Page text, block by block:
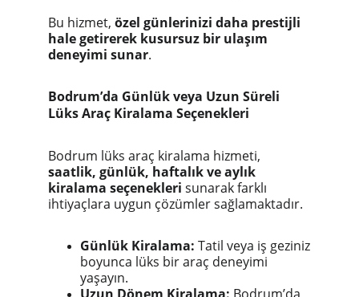
Bu hizmet, özel günlerinizi daha prestijli
hale getirerek kusursuz bir ulaşım
deneyimi sunar.
Bodrum’da Günlük veya Uzun Süreli
Lüks Araç Kiralama Seçenekleri
Bodrum lüks araç kiralama hizmeti,
saatlik, günlük, haftalık ve aylık
kiralama seçenekleri sunarak farklı
ihtiyaçlara uygun çözümler sağlamaktadır.
Günlük Kiralama: Tatil veya iş geziniz
boyunca lüks bir araç deneyimi
yaşayın.